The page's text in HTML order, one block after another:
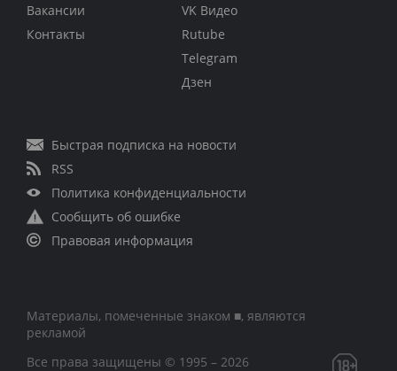
Вакансии
Контакты
VK Видео
Rutube
Telegram
Дзен
Быстрая подписка на новости
RSS
Политика конфиденциальности
Сообщить об ошибке
Правовая информация
Материалы, помеченные знаком ■, являются
рекламой
Все права защищены © 1995 – 2026